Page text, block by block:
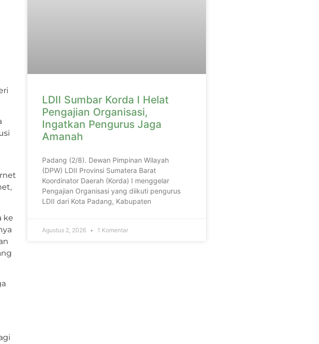
ke
LDII Sumbar Korda I Helat
Pengajian Organisasi,
Ingatkan Pengurus Jaga
Amanah
Padang (2/8). Dewan Pimpinan Wilayah
(DPW) LDII Provinsi Sumatera Barat
Koordinator Daerah (Korda) I menggelar
Pengajian Organisasi yang diikuti pengurus
LDII dari Kota Padang, Kabupaten
Agustus 2, 2026 1 Komentar